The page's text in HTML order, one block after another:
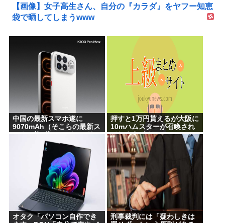
【画像】女子高生さん、自分の『カラダ』をヤフー知恵
袋で晒してしまうwww
中国の最新スマホ遂に
9070mAh（そこらの最新ス
マホの約2倍）のバッテリー
を積んでしまうwww
押すと1万円貰えるが大阪に
10mハムスターが召喚され
てしまうボタン
オタク「パソコン自作でき
刑事裁判には「疑わしきは